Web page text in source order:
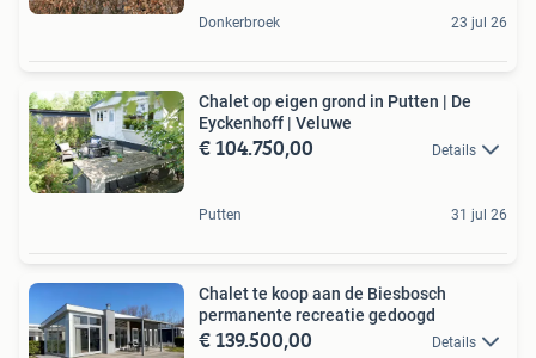
Donkerbroek 23 jul 26
Chalet op eigen grond in Putten | De
Eyckenhoff | Veluwe
€ 104.750,00 Details
Putten 31 jul 26
Chalet te koop aan de Biesbosch
permanente recreatie gedoogd
€ 139.500,00 Details